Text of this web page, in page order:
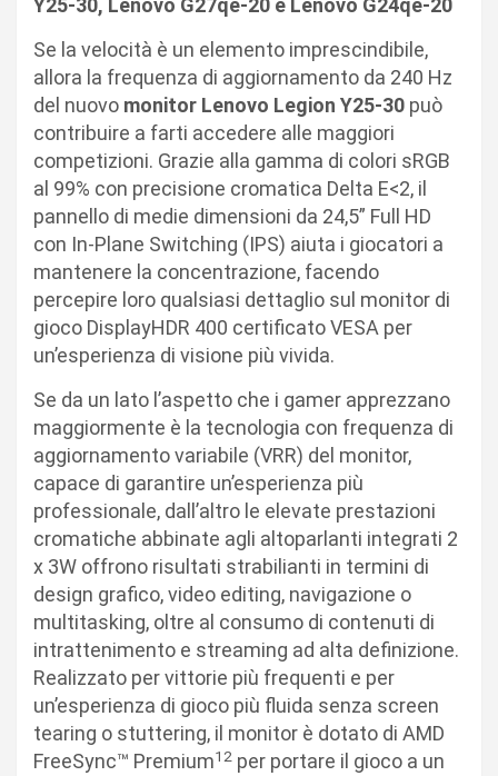
Y25-30, Lenovo G27qe-20 e Lenovo G24qe-20
Se la velocità è un elemento imprescindibile,
allora la frequenza di aggiornamento da 240 Hz
del nuovo monitor Lenovo Legion Y25-30 può
contribuire a farti accedere alle maggiori
competizioni. Grazie alla gamma di colori sRGB
al 99% con precisione cromatica Delta E<2, il
pannello di medie dimensioni da 24,5” Full HD
con In-Plane Switching (IPS) aiuta i giocatori a
mantenere la concentrazione, facendo
percepire loro qualsiasi dettaglio sul monitor di
gioco DisplayHDR 400 certificato VESA per
un’esperienza di visione più vivida.
Se da un lato l’aspetto che i gamer apprezzano
maggiormente è la tecnologia con frequenza di
aggiornamento variabile (VRR) del monitor,
capace di garantire un’esperienza più
professionale, dall’altro le elevate prestazioni
cromatiche abbinate agli altoparlanti integrati 2
x 3W offrono risultati strabilianti in termini di
design grafico, video editing, navigazione o
multitasking, oltre al consumo di contenuti di
intrattenimento e streaming ad alta definizione.
Realizzato per vittorie più frequenti e per
un’esperienza di gioco più fluida senza screen
tearing o stuttering, il monitor è dotato di AMD
FreeSync™ Premium12 per portare il gioco a un